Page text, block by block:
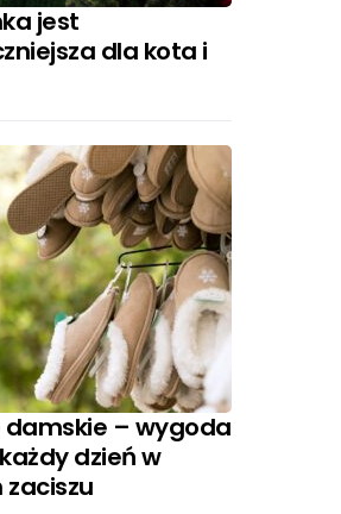
jest
dla kota i
damskie – wygoda
dzień w